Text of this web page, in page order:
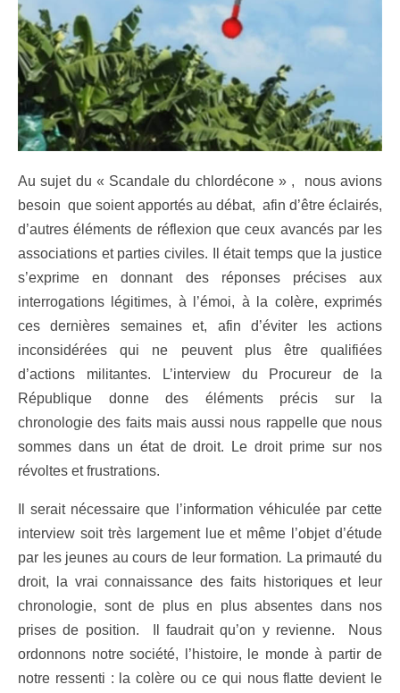
Au sujet du « Scandale du chlordécone » , nous avions
besoin que soient apportés au débat, afin d’être éclairés,
d’autres éléments de réflexion que ceux avancés par les
associations et parties civiles. Il était temps que la justice
s’exprime en donnant des réponses précises aux
interrogations légitimes, à l’émoi, à la colère, exprimés
ces dernières semaines et, afin d’éviter les actions
inconsidérées qui ne peuvent plus être qualifiées
d’actions militantes. L’interview du Procureur de la
République donne des éléments précis sur la
chronologie des faits mais aussi nous rappelle que nous
sommes dans un état de droit. Le droit prime sur nos
révoltes et frustrations.
Il serait nécessaire que l’information véhiculée par cette
interview soit très largement lue et même l’objet d’étude
par les jeunes au cours de leur formation. La primauté du
droit, la vrai connaissance des faits historiques et leur
chronologie, sont de plus en plus absentes dans nos
prises de position. Il faudrait qu’on y revienne. Nous
ordonnons notre société, l’histoire, le monde à partir de
notre ressenti : la colère ou ce qui nous flatte devient le